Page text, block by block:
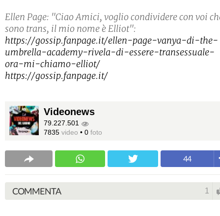
Ellen Page: "Ciao Amici, voglio condividere con voi
sono trans, il mio nome è Elliot":
https://gossip.fanpage.it/ellen-page-vanya-di-the-
umbrella-academy-rivela-di-essere-transessuale-
ora-mi-chiamo-elliot/
https://gossip.fanpage.it/
Videonews
79.227.501
7835 video • 0 foto
44
COMMENTA 1